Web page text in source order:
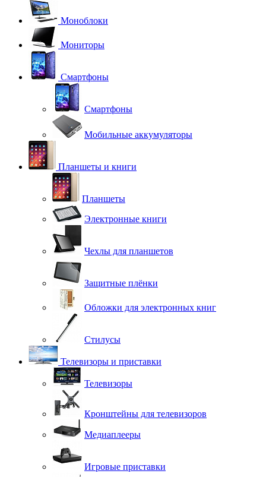
Моноблоки
Мониторы
Смартфоны
Смартфоны
Мобильные аккумуляторы
Планшеты и книги
Планшеты
Электронные книги
Чехлы для планшетов
Защитные плёнки
Обложки для электронных книг
Стилусы
Телевизоры и приставки
Телевизоры
Кронштейны для телевизоров
Медиаплееры
Игровые приставки